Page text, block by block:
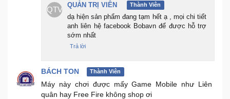
QTV
QUẢN TRỊ VIÊN Thành Viên
dạ hiện sản phẩm đang tạm hết ạ , mọi chi tiết
anh liên hệ facebook Bobavn để được hỗ trợ
sớm nhất
Trả lời
BÁCH TON Thành Viên
Máy này chơi được mấy Game Mobile như Liên
quân hay Free Fire không shop ơi